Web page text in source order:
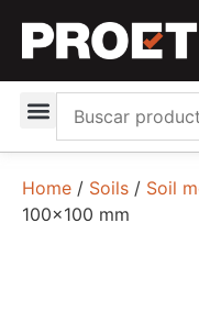
Home / Soils / Soil
100×100 mm